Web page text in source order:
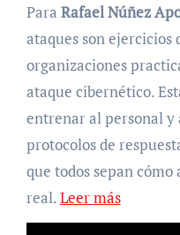
Para Rafael Núñez
ataques son ejercicios
organizaciones
ataque cibernético.
entrenar al personal y
protocolos de
que todos sepan
real.Leer más